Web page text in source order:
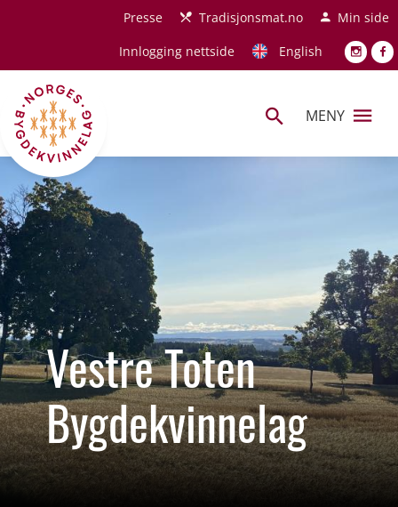
Hopp til hovedinnholdPresse Tradisjonsmat.no
Min side
Innlogging nettside
English
MENY
Vestre Toten
Bygdekvinnelag